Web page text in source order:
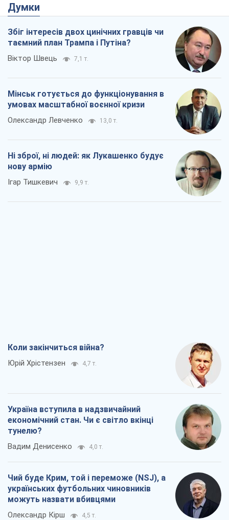
Думки
Збіг інтересів двох цинічних гравців чи
таємний план Трампа і Путіна?
Віктор Швець 7,1 т.
Мінськ готується до функціонування в
умовах масштабної воєнної кризи
Олександр Левченко 13,0 т.
Ні зброї, ні людей: як Лукашенко будує
нову армію
Ігар Тишкевич 9,9 т.
Коли закінчиться війна?
Юрій Хрістензен 4,7 т.
Україна вступила в надзвичайний
економічний стан. Чи є світло вкінці
тунелю?
Вадим Денисенко 4,0 т.
Чий буде Крим, той і переможе (NSJ), а
українських футбольних чиновників
можуть назвати вбивцями
Олександр Кірш 4,5 т.